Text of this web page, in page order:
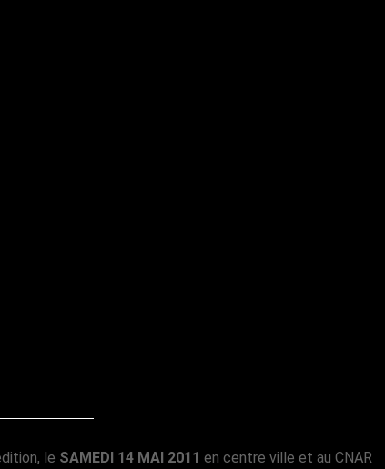
le SAMEDI 14 MAI 2011 en centre ville et au CNAR